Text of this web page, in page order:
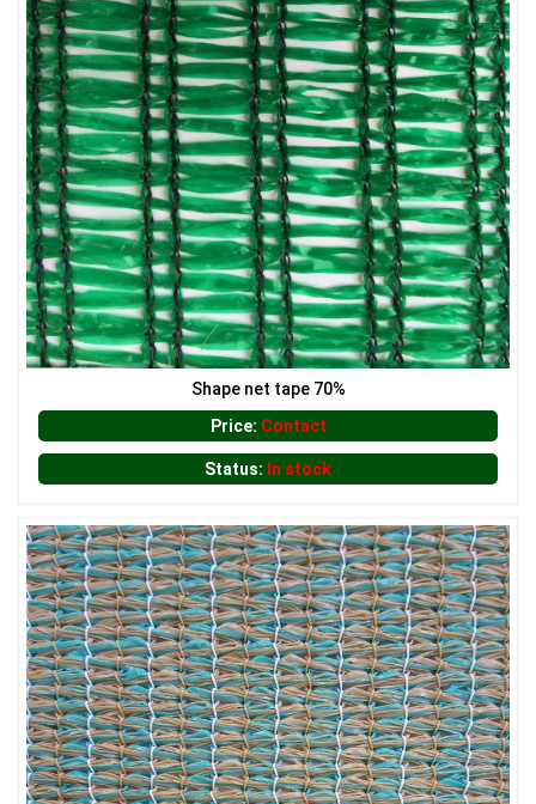
LƯỚI CHẮN NẮNG
LƯỚI CHE NẮNG
LƯỚI CHẮN ĐỘNG VẬT
LƯỚI XÂY DỰNG
Shape net tape 70%
Price: Contact
Status: In stock